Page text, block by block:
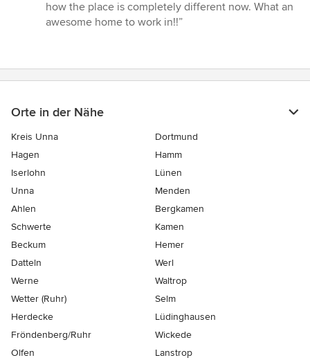
von
5
how the place is completely different now. What an
awesome home to work in!!”
Orte in der Nähe
Kreis Unna
Dortmund
Hagen
Hamm
Iserlohn
Lünen
Unna
Menden
Ahlen
Bergkamen
Schwerte
Kamen
Beckum
Hemer
Datteln
Werl
Werne
Waltrop
Wetter (Ruhr)
Selm
Herdecke
Lüdinghausen
Fröndenberg/Ruhr
Wickede
Olfen
Lanstrop